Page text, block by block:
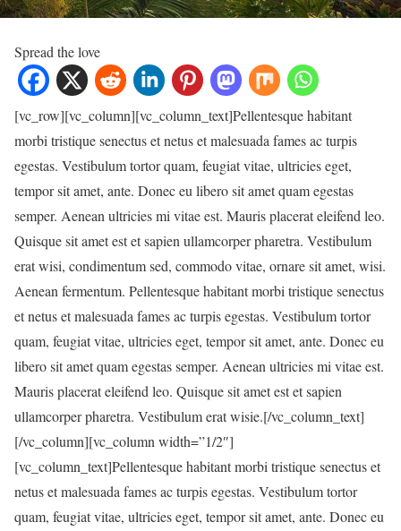
Spread the love
[vc_row][vc_column][vc_column_text]Pellentesque habitant
morbi tristique senectus et netus et malesuada fames ac turpis
egestas. Vestibulum tortor quam, feugiat vitae, ultricies eget,
tempor sit amet, ante. Donec eu libero sit amet quam egestas
semper. Aenean ultricies mi vitae est. Mauris placerat eleifend leo.
Quisque sit amet est et sapien ullamcorper pharetra. Vestibulum
erat wisi, condimentum sed, commodo vitae, ornare sit amet, wisi.
Aenean fermentum. Pellentesque habitant morbi tristique senectus
et netus et malesuada fames ac turpis egestas. Vestibulum tortor
quam, feugiat vitae, ultricies eget, tempor sit amet, ante. Donec eu
libero sit amet quam egestas semper. Aenean ultricies mi vitae est.
Mauris placerat eleifend leo. Quisque sit amet est et sapien
ullamcorper pharetra. Vestibulum erat wisie.[/vc_column_text]
[/vc_column][vc_column width=”1/2″]
[vc_column_text]Pellentesque habitant morbi tristique senectus et
netus et malesuada fames ac turpis egestas. Vestibulum tortor
quam, feugiat vitae, ultricies eget, tempor sit amet, ante. Donec eu